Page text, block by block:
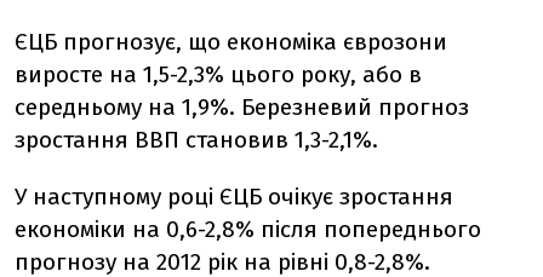
ЄЦБ прогнозує, що економіка єврозони
виросте на 1,5-2,3% цього року, або в
середньому на 1,9%. Березневий прогноз
зростання ВВП становив 1,3-2,1%.
У наступному році ЄЦБ очікує зростання
економіки на 0,6-2,8% після попереднього
прогнозу на 2012 рік на рівні 0,8-2,8%.